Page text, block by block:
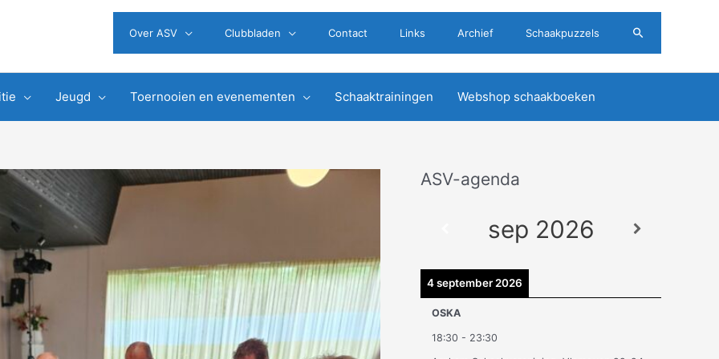
Over ASV Clubbladen Contact Links Archief Schaakpuzzels Zoeken
Jeugd Toernooien en evenementen Schaaktrainingen Webshop schaakboeken
ASV-agenda
sep 2026
4 september 2026
OSKA
18:30 - 23:30
A
e